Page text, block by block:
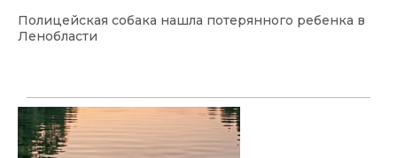
Полицейская собака нашла потерянного ребенка в
Ленобласти